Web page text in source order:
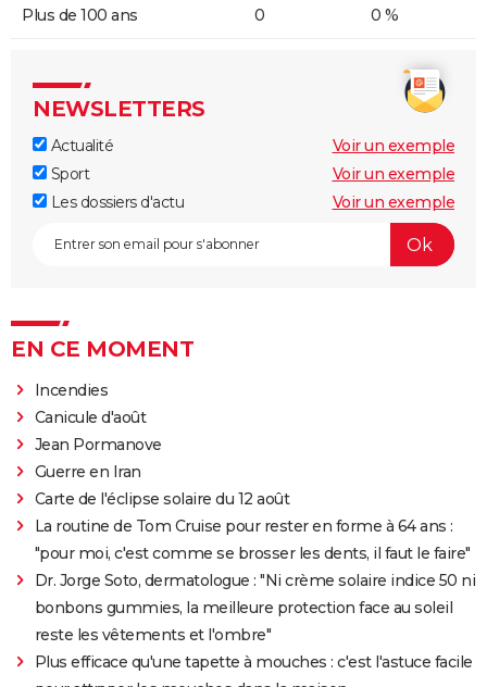
Plus de 100 ans 0 0 %
NEWSLETTERS
Actualité
Voir un exemple
Sport
Voir un exemple
Les dossiers d'actu
Voir un exemple
EN CE MOMENT
Incendies
Canicule d'août
Jean Pormanove
Guerre en Iran
Carte de l'éclipse solaire du 12 août
La routine de Tom Cruise pour rester en forme à 64 ans :
"pour moi, c'est comme se brosser les dents, il faut le faire"
Dr. Jorge Soto, dermatologue : "Ni crème solaire indice 50 ni
bonbons gummies, la meilleure protection face au soleil
reste les vêtements et l'ombre"
Plus efficace qu'une tapette à mouches : c'est l'astuce facile